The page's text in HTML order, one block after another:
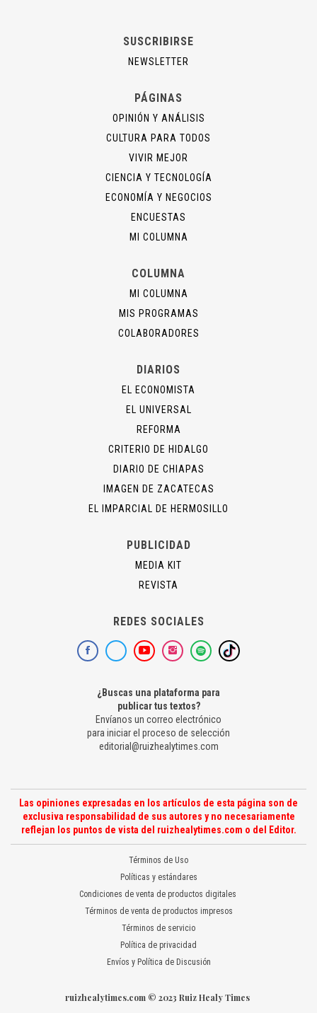
SUSCRIBIRSE
NEWSLETTER
PÁGINAS
OPINIÓN Y ANÁLISIS
CULTURA PARA TODOS
VIVIR MEJOR
CIENCIA Y TECNOLOGÍA
ECONOMÍA Y NEGOCIOS
ENCUESTAS
MI COLUMNA
COLUMNA
MI COLUMNA
MIS PROGRAMAS
COLABORADORES
DIARIOS
EL ECONOMISTA
EL UNIVERSAL
REFORMA
CRITERIO DE HIDALGO
DIARIO DE CHIAPAS
IMAGEN DE ZACATECAS
EL IMPARCIAL DE HERMOSILLO
PUBLICIDAD
MEDIA KIT
REVISTA
REDES SOCIALES
¿Buscas una plataforma para
publicar tus textos?
Envíanos un correo electrónico
para iniciar el proceso de selección
editorial@ruizhealytimes.com
Las opiniones expresadas en los artículos de esta página son de
exclusiva responsabilidad de sus autores y no necesariamente
reflejan los puntos de vista del ruizhealytimes.com o del Editor.
Términos de Uso
Políticas y estándares
Condiciones de venta de productos digitales
Términos de venta de productos impresos
Términos de servicio
Política de privacidad
Envíos y Política de Discusión
ruizhealytimes.com © 2023 Ruiz Healy Times